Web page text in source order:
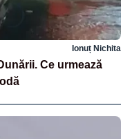
Ionuț Nichita
Ce urmează